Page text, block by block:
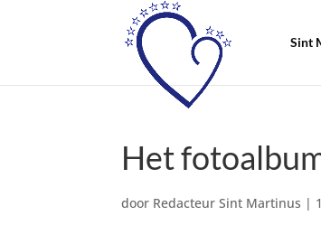
Sint
Het
door Redacteur Sint Martinus |